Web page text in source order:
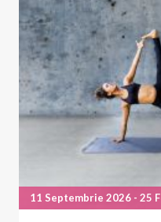
cu precizie și scop. Acest
este despre
împuternicindu-te să
Ești pregătit să redefinești
11 Septembrie 2026 - 25